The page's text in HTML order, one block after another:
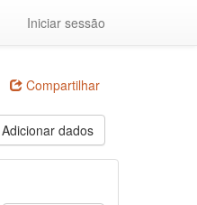
Iniciar sessão
Compartilhar
Adicionar dados